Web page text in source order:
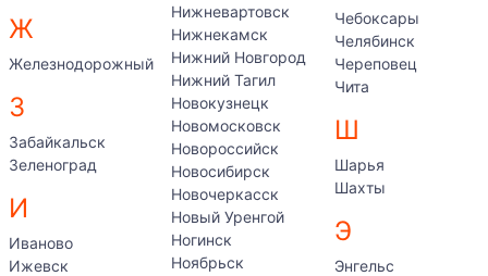
Ж
Железнодорожный
З
Забайкальск
Зеленоград
И
Иваново
Ижевск
Нижневартовск
Нижнекамск
Нижний Новгород
Нижний Тагил
Новокузнецк
Новомосковск
Новороссийск
Новосибирск
Новочеркасск
Новый Уренгой
Ногинск
Ноябрьск
Чебоксары
Челябинск
Череповец
Чита
Ш
Шарья
Шахты
Э
Энгельс